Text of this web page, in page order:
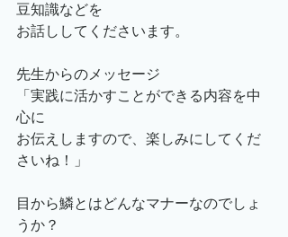
豆知識などを
お話ししてくださいます。
先生からのメッセージ
「実践に活かすことができる内容を中
心に
お伝えしますので、楽しみにしてくだ
さいね！」
目から鱗とはどんなマナーなのでしょ
うか？